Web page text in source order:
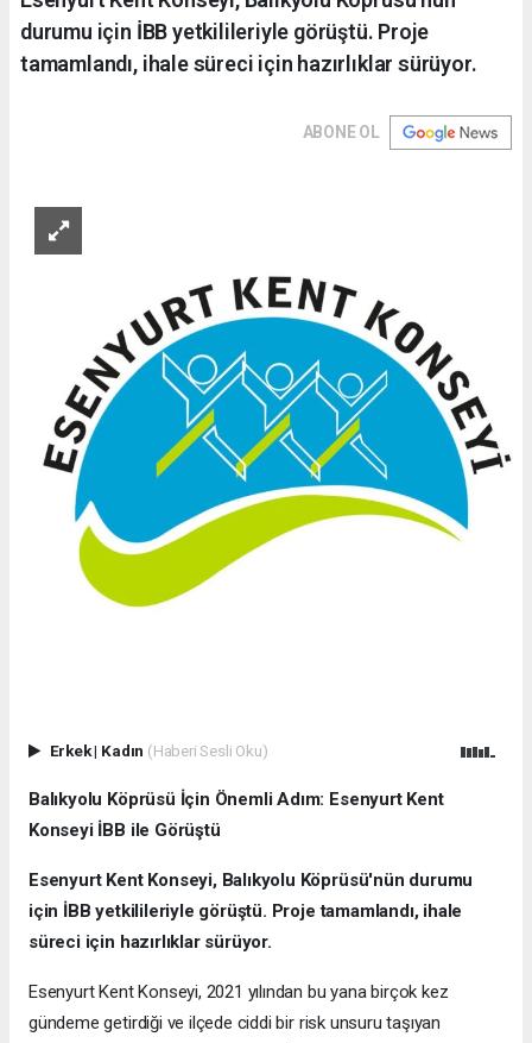
durumu için İBB yetkilileriyle görüştü. Proje
tamamlandı, ihale süreci için hazırlıklar sürüyor.
ABONE OL
Erkek| Kadın (Haberi Sesli Oku)
Balıkyolu Köprüsü İçin Önemli Adım: Esenyurt Kent
Konseyi İBB ile Görüştü
Esenyurt Kent Konseyi, Balıkyolu Köprüsü'nün durumu
için İBB yetkilileriyle görüştü. Proje tamamlandı, ihale
süreci için hazırlıklar sürüyor.
Esenyurt Kent Konseyi, 2021 yılından bu yana birçok kez
gündeme getirdiği ve ilçede ciddi bir risk unsuru taşıyan